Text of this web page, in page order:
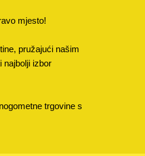
mjesto!
pružajući našim
najbolji izbor
trgovine s